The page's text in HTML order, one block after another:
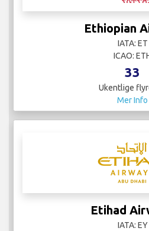
Ethiopian
IATA: ET
ICAO:
33
Ukentlige
Mer Info
Etihad
IATA: EY